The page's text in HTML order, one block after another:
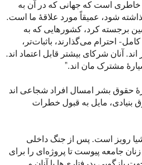
خاطری است که جهانی که در آن به
شود، عمیقاً مورد علاقۀ ما است.
برجسته کرد، کشورهایی که به
احترام می‌گذارند، باثبات‌تر،
آنان شرکای بیشتر قابل اعتماد اند.
مشترک مان اند."
حقوق بشر امسال افراد شجاعی اند
بنیادی، مایل به قبول خطرات
رویز است. پس از جنگ داخلی
زنان جامعه پیوست تا پروژه‌ای را برای